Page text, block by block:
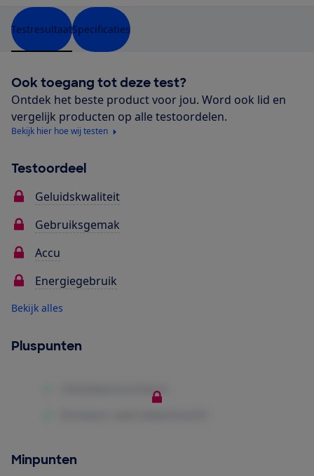
TestresultaatSpecificaties
Ook toegang tot deze test?
Ontdek het beste product voor jou. Word ook lid en
vergelijk producten op alle testoordelen.
Bekijk hier hoe wij testen
Testoordeel
Geluidskwaliteit
Gebruiksgemak
Accu
Energiegebruik
Bekijk alles
Pluspunten
Minpunten